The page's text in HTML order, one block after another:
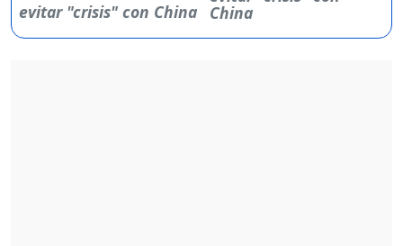
China